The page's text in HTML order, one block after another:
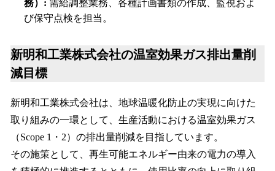
務）: 需給調整業務、各種計画書類の作成、監視およ
び保守点検を担当。
新明和工業株式会社の温室効果ガス排出量削
減目標
新明和工業株式会社は、地球温暖化防止の実現に向けた
取り組みの一環として、生産活動における温室効果ガス
（Scope 1・2）の排出量削減を目指しています。
その施策として、再生可能エネルギー由来の電力の導入